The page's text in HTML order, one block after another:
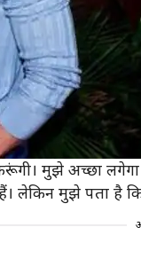
मुझे अच्छा
मुझे पता है